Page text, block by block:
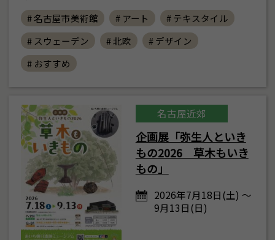
# 名古屋市美術館 # アート
# テキスタイル
# スウェーデン
# 北欧
# デザイン
# おすすめ
名古屋近郊
企画展「弥生人といき
もの2026 草木もいき
もの」
2026年7月18日(土) ～
9月13日(日)